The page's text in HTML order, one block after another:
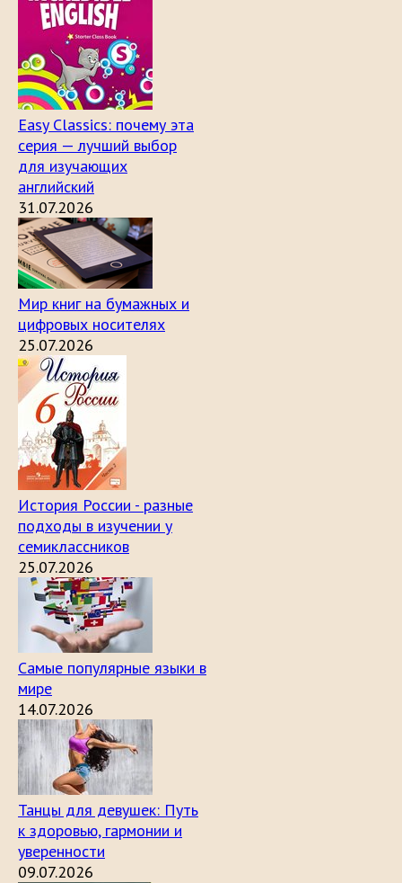
Easy Classics: почему эта
серия — лучший выбор
для изучающих
английский
31.07.2026
Мир книг на бумажных и
цифровых носителях
25.07.2026
История России - разные
подходы в изучении у
семиклассников
25.07.2026
Самые популярные языки в
мире
14.07.2026
Танцы для девушек: Путь
к здоровью, гармонии и
уверенности
09.07.2026